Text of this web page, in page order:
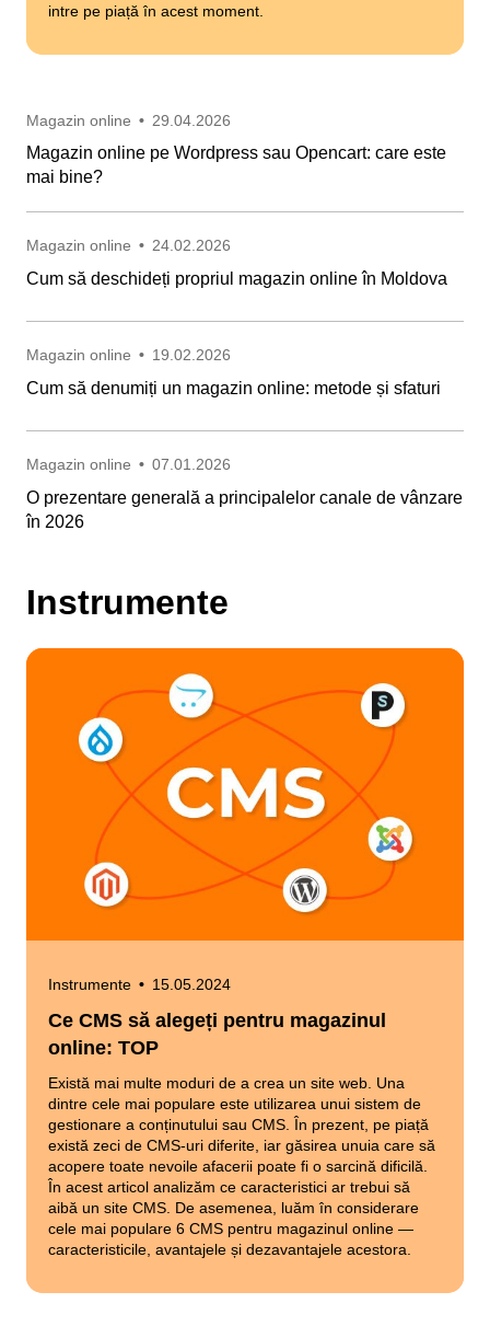
intre pe piață în acest moment.
Magazin online • 29.04.2026
Magazin online pe Wordpress sau Opencart: care este
mai bine?
Magazin online • 24.02.2026
Cum să deschideți propriul magazin online în Moldova
Magazin online • 19.02.2026
Cum să denumiți un magazin online: metode și sfaturi
Magazin online • 07.01.2026
O prezentare generală a principalelor canale de vânzare
în 2026
Instrumente
Instrumente • 15.05.2024
Ce CMS să alegeți pentru magazinul
online: TOP
Există mai multe moduri de a crea un site web. Una
dintre cele mai populare este utilizarea unui sistem de
gestionare a conținutului sau CMS. În prezent, pe piață
există zeci de CMS-uri diferite, iar găsirea unuia care să
acopere toate nevoile afacerii poate fi o sarcină dificilă.
În acest articol analizăm ce caracteristici ar trebui să
aibă un site CMS. De asemenea, luăm în considerare
cele mai populare 6 CMS pentru magazinul online —
caracteristicile, avantajele și dezavantajele acestora.